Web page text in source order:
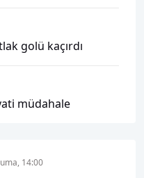
golü kaçırdı
müdahale
14:00